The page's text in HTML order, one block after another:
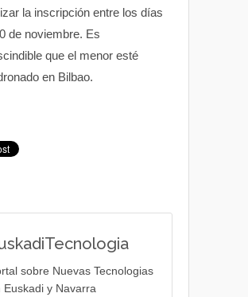
la inscripción entre los días
de noviembre. Es
que el menor esté
en Bilbao.
sobre Nuevas Tecnologias
Euskadi y Navarra